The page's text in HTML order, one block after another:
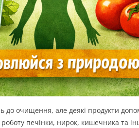
до очищення, але деякі продукти
печінки, нирок, кишечника та